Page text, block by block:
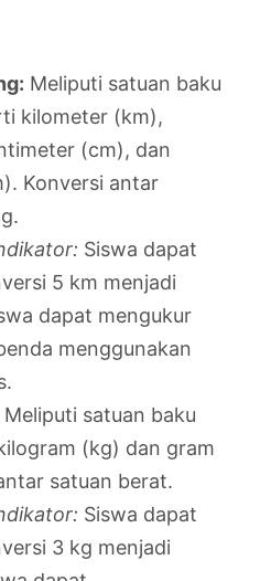
Meliputi satuan baku
kilometer (km),
(cm), dan
Konversi antar
Siswa dapat
5 km menjadi
dapat mengukur
menggunakan
Meliputi satuan baku
(kg) dan gram
satuan berat.
Siswa dapat
3 kg menjadi